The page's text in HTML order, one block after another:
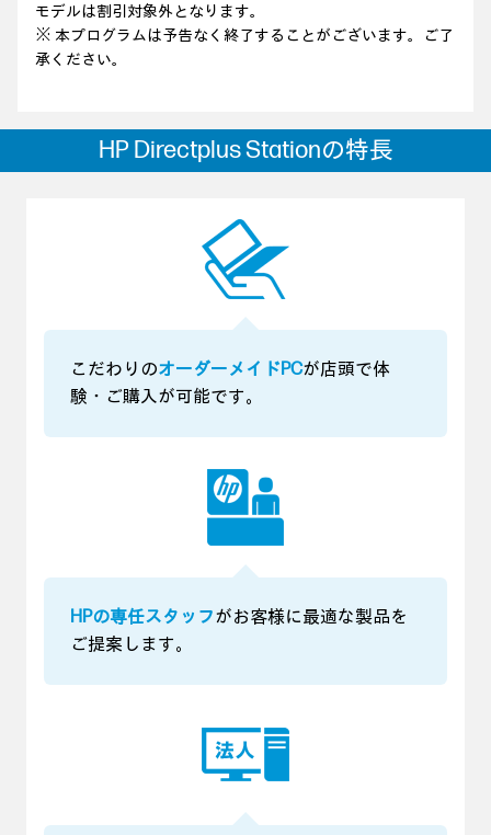
モデルは割引対象外となります。
※ 本プログラムは予告なく終了することがございます。ご了
承ください。
HP Directplus Stationの特長
こだわりのオーダーメイドPCが店頭で体
験・ご購入が可能です。
HPの専任スタッフがお客様に最適な製品を
ご提案します。